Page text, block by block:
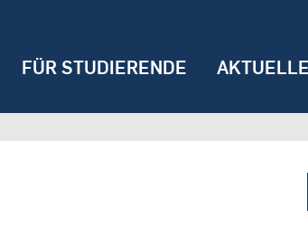
FÜR STUDIERENDE